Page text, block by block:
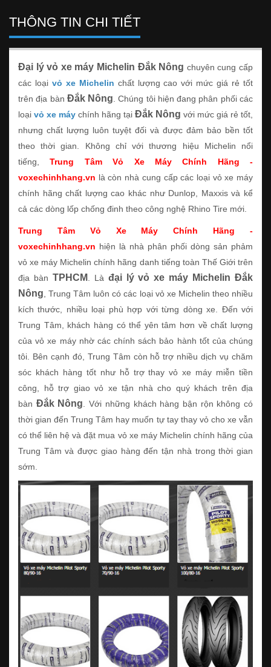
THÔNG TIN CHI TIẾT
Đại lý vỏ xe máy Michelin Đắk Nông chuyên cung cấp
các loại vỏ xe Michelin chất lượng cao với mức giá rẻ tốt
trên địa bàn Đắk Nông . Chúng tôi hiện đang phân phối các
loại vỏ xe máy chính hãng tại Đắk Nông với mức giá rẻ tốt,
nhưng chất lượng luôn tuyệt đối và được đảm bảo bền tốt
theo thời gian. Không chỉ với thương hiệu Michelin nổi
tiếng,Trung Tâm Vỏ Xe Máy Chính Hãng -
voxechinhhang.vn là còn nhà cung cấp các loại vỏ xe máy
chính hãng chất lượng cao khác như Dunlop, Maxxis và kể
cả các dòng lốp chống đinh theo công nghệ Rhino Tire mới.
Trung Tâm Vỏ Xe Máy Chính Hãng -
voxechinhhang.vn hiện là nhà phân phối dòng sản phảm
vỏ xe máy Michelin chính hãng danh tiếng toàn Thế Giới trên
địa bàn TPHCM . Là đại lý vỏ xe máy Michelin Đắk
Nông , Trung Tâm luôn có các loại vỏ xe Michelin theo nhiều
kích thước, nhiều loại phù hợp với từng dòng xe. Đến với
Trung Tâm, khách hàng có thể yên tâm hơn về chất lượng
của vỏ xe máy nhờ các chính sách bảo hành tốt của chúng
tôi. Bên cạnh đó, Trung Tâm còn hỗ trợ nhiều dịch vụ chăm
sóc khách hàng tốt như hỗ trợ thay vỏ xe máy miễn tiền
công, hỗ trợ giao vỏ xe tận nhà cho quý khách trên địa
bàn Đắk Nông . Với những khách hàng bận rộn không có
thời gian đến Trung Tâm hay muốn tự tay thay vỏ cho xe vẫn
có thể liên hệ và đặt mua vỏ xe máy Michelin chính hãng của
Trung Tâm và được giao hàng đến tận nhà trong thời gian
sớm.